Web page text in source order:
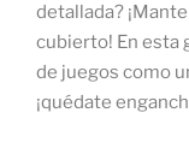
detallada?
cubierto! En esta
de juegos como
¡quédate